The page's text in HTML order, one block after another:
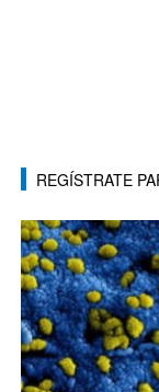
REGÍSTRATE